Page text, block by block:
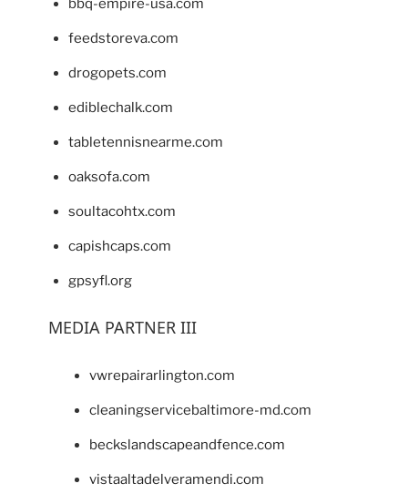
bbq-empire-usa.com
feedstoreva.com
drogopets.com
ediblechalk.com
tabletennisnearme.com
oaksofa.com
soultacohtx.com
capishcaps.com
gpsyfl.org
MEDIA PARTNER III
vwrepairarlington.com
cleaningservicebaltimore-md.com
beckslandscapeandfence.com
vistaaltadelveramendi.com